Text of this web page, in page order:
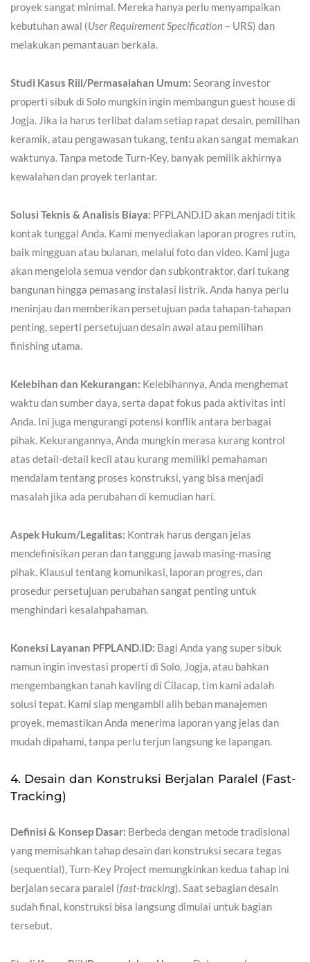
proyek sangat minimal. Mereka hanya perlu menyampaikan
kebutuhan awal (User Requirement Specification – URS) dan
melakukan pemantauan berkala.
Studi Kasus Riil/Permasalahan Umum: Seorang investor
properti sibuk di Solo mungkin ingin membangun guest house di
Jogja. Jika ia harus terlibat dalam setiap rapat desain, pemilihan
keramik, atau pengawasan tukang, tentu akan sangat memakan
waktunya. Tanpa metode Turn-Key, banyak pemilik akhirnya
kewalahan dan proyek terlantar.
Solusi Teknis & Analisis Biaya: PFPLAND.ID akan menjadi titik
kontak tunggal Anda. Kami menyediakan laporan progres rutin,
baik mingguan atau bulanan, melalui foto dan video. Kami juga
akan mengelola semua vendor dan subkontraktor, dari tukang
bangunan hingga pemasang instalasi listrik. Anda hanya perlu
meninjau dan memberikan persetujuan pada tahapan-tahapan
penting, seperti persetujuan desain awal atau pemilihan
finishing utama.
Kelebihan dan Kekurangan: Kelebihannya, Anda menghemat
waktu dan sumber daya, serta dapat fokus pada aktivitas inti
Anda. Ini juga mengurangi potensi konflik antara berbagai
pihak. Kekurangannya, Anda mungkin merasa kurang kontrol
atas detail-detail kecil atau kurang memiliki pemahaman
mendalam tentang proses konstruksi, yang bisa menjadi
masalah jika ada perubahan di kemudian hari.
Aspek Hukum/Legalitas: Kontrak harus dengan jelas
mendefinisikan peran dan tanggung jawab masing-masing
pihak. Klausul tentang komunikasi, laporan progres, dan
prosedur persetujuan perubahan sangat penting untuk
menghindari kesalahpahaman.
Koneksi Layanan PFPLAND.ID: Bagi Anda yang super sibuk
namun ingin investasi properti di Solo, Jogja, atau bahkan
mengembangkan tanah kavling di Cilacap, tim kami adalah
solusi tepat. Kami siap mengambil alih beban manajemen
proyek, memastikan Anda menerima laporan yang jelas dan
mudah dipahami, tanpa perlu terjun langsung ke lapangan.
4. Desain dan Konstruksi Berjalan Paralel (Fast-
Tracking)
Definisi & Konsep Dasar: Berbeda dengan metode tradisional
yang memisahkan tahap desain dan konstruksi secara tegas
(sequential), Turn-Key Project memungkinkan kedua tahap ini
berjalan secara paralel (fast-tracking). Saat sebagian desain
sudah final, konstruksi bisa langsung dimulai untuk bagian
tersebut.